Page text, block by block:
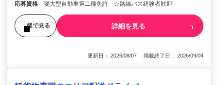
応募資格 要大型自動車第二種免許 ☆路線バス経験者歓迎
後で見る 詳細を見る
更新日： 2026/08/07 掲載終了日： 2026/09/04